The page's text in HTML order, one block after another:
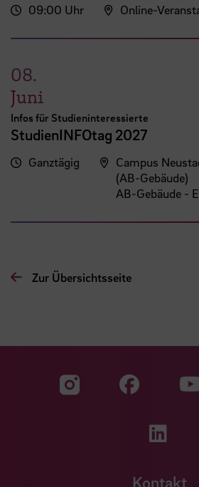
09:00 Uhr Online-
08.
Juni
Infos für Studieninteressierte
StudienINFOtag 2027
Ganztägig
Campus
(AB-Gebäude)
AB-Gebäude -
Zur Übersichtsseite
Zu
Zu
Kontakt